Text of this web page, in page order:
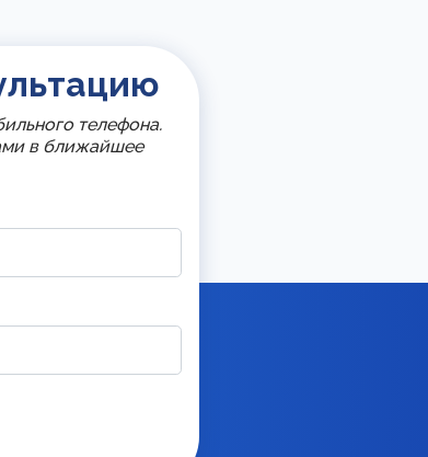
телефона.
в ближайшее